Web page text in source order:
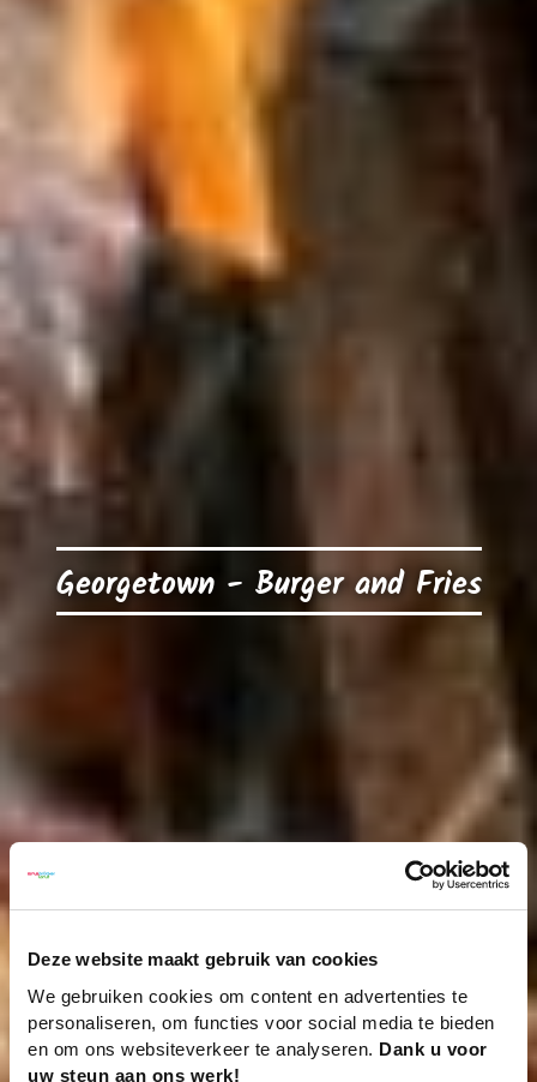
Deze website maakt gebruik van cookies
We gebruiken cookies om content en advertenties te
personaliseren, om functies voor social media te bieden
en om ons websiteverkeer te analyseren. Dank u voor
uw steun aan ons werk!
Georgetown - Burger and Fries